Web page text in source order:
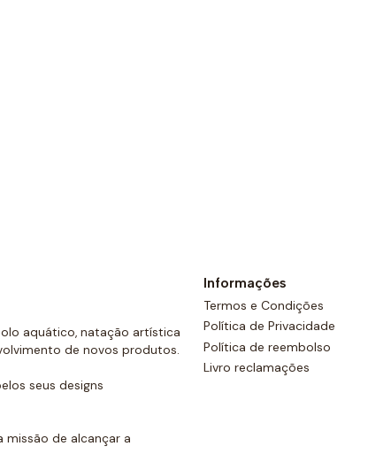
aquático, natação artística
de novos produtos.
seus designs
missão de alcançar a
Informações
Termos e Condições
Política de Privacidade
Política de reembolso
Livro reclamações